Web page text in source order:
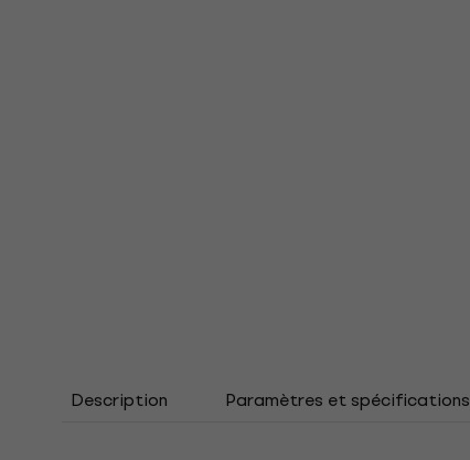
Description Paramètres et spécifications